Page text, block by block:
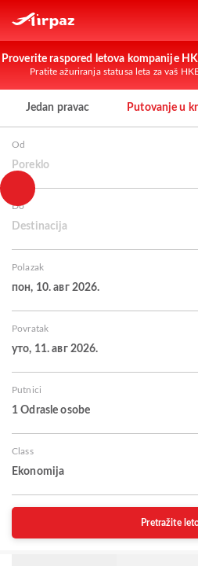
Proverite raspored letova kompanije
Pratite ažuriranja statusa leta za vaš
Jedan pravac Putovanje u
Od
Poreklo
Do
Destinacija
Polazak
пон, 10. авг 2026.
Povratak
уто, 11. авг 2026.
Putnici
1 Odrasle osobe
Class
Ekonomija
Pretražite